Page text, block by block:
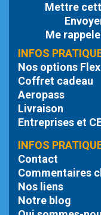
Mettre
Me
INFOS
Nos options Flex
Coffret cadeau
Aeropass
Livraison
Entreprises et
INFOS
Contact
Commentaires
Nos liens
Notre blog